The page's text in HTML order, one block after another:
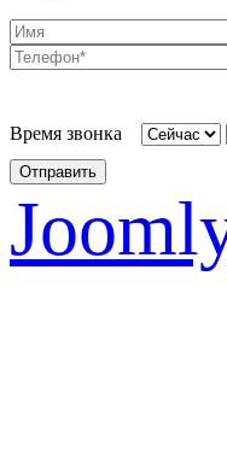
Время звонка
Отправить